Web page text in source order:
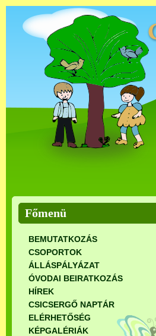
Főmenü
BEMUTATKOZÁS
CSOPORTOK
ÁLLÁSPÁLYÁZAT
ÓVODAI BEIRATKOZÁS
HÍREK
CSICSERGŐ NAPTÁR
ELÉRHETŐSÉG
KÉPGALÉRIÁK